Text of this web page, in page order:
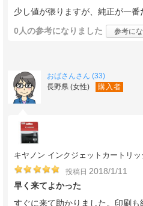
少し値が張りますが、純正が一番
0人の参考になりました 参考に
おばさんさん (33)
長野県 (女性)
購入者
キヤノン インクジェットカートリ
投稿日 2018/1/11
早く来てよかった
すぐに来て助かりました。印刷も